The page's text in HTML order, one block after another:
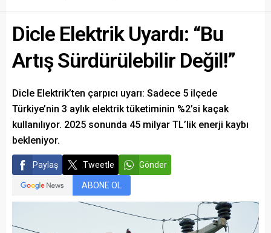
Dicle Elektrik Uyardı: “Bu
Artış Sürdürülebilir Değil!”
Dicle Elektrik’ten çarpıcı uyarı: Sadece 5 ilçede
Türkiye’nin 3 aylık elektrik tüketiminin %2’si kaçak
kullanılıyor. 2025 sonunda 45 milyar TL’lik enerji kaybı
bekleniyor.
Paylaş Tweetle Gönder
ABONE OL